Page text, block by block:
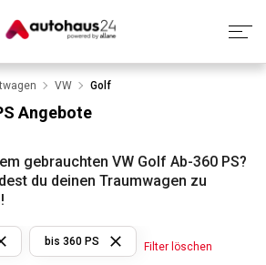
Fragen & Antworten
um die Inzahlungnahme
VW Golf
Angebote
gebrauchten VW Golf Ab-360 PS?
du deinen Traumwagen zu
bis 360 PS Filter löschen